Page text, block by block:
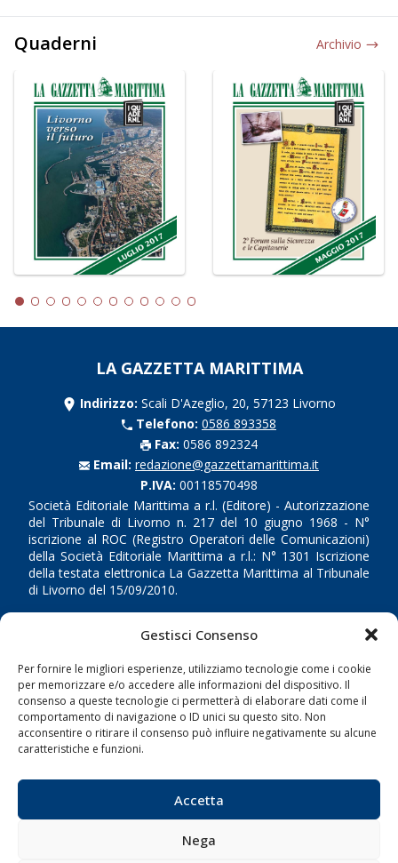
Gestisci Consenso
Per fornire le migliori esperienze, utilizziamo tecnologie come i cookie
per memorizzare e/o accedere alle informazioni del dispositivo. Il
consenso a queste tecnologie ci permetterà di elaborare dati come il
comportamento di navigazione o ID unici su questo sito. Non
acconsentire o ritirare il consenso può influire negativamente su alcune
caratteristiche e funzioni.
Accetta
Nega
Quaderni Archivio
LA GAZZETTA MARITTIMA
Indirizzo: Scali D'Azeglio, 20, 57123 Livorno
Telefono: 0586 893358
Fax: 0586 892324
Email: redazione@gazzettamarittima.it
P.IVA: 00118570498
Società Editoriale Marittima a r.l. (Editore) - Autorizzazione
del Tribunale di Livorno n. 217 del 10 giugno 1968 - N°
iscrizione al ROC (Registro Operatori delle Comunicazioni)
della Società Editoriale Marittima a r.l.: N° 1301 Iscrizione
della testata elettronica La Gazzetta Marittima al Tribunale
di Livorno del 15/09/2010.
LINK
Shipping
Porti/Interporti
Trasporti
Sostenibilità
Compagnie di Navigazione
Blue economy